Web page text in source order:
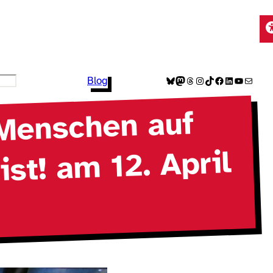
Blog Bluesky Mastodon Threads Instagram TikTok Facebook LinkedIn YouTube E-Mail
auf
am 12. April